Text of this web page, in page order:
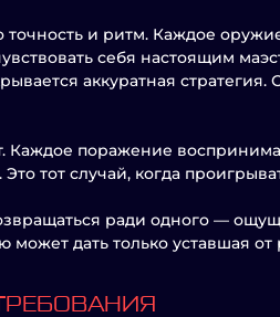
и ритм. Каждое
себя настоящим
аккуратная
Каждое поражение
тот случай, когда
ради одного —
дать только уставшая от